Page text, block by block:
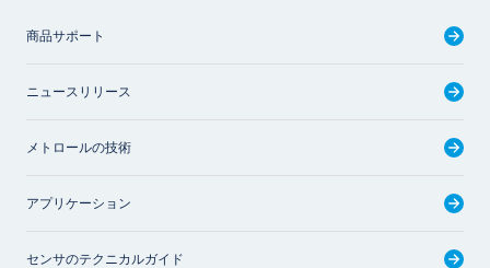
商品サポート
ニュースリリース
メトロールの技術
アプリケーション
センサのテクニカルガイド